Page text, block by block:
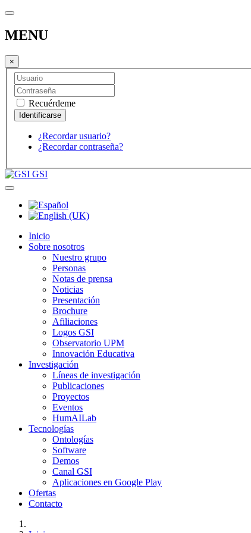
MENU
×
Recuérdeme
¿Recordar usuario?
¿Recordar contraseña?
GSI
Inicio
Sobre nosotros
Nuestro grupo
Personas
Notas de prensa
Noticias
Presentación
Brochure
Afiliaciones
Logos GSI
Observatorio UPM
Innovación Educativa
Investigación
Líneas de investigación
Publicaciones
Proyectos
Eventos
HumAILab
Tecnologías
Ontologías
Software
Demos
Canal GSI
Aplicaciones en Google Play
Ofertas
Contacto